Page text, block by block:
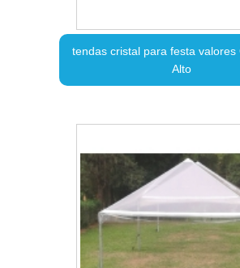
tendas cristal para festa valores
Alto